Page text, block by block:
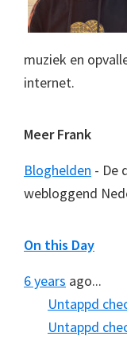
muziek en
internet.
Meer Frank
Bloghelden - De
webloggend
On this Day
6 years ago...
Untappd
Untappd